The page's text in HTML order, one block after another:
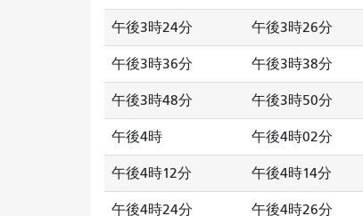
午後3時24分 午後3時26分
午後3時36分 午後3時38分
午後3時48分 午後3時50分
午後4時 午後4時02分
午後4時12分 午後4時14分
午後4時24分 午後4時26分